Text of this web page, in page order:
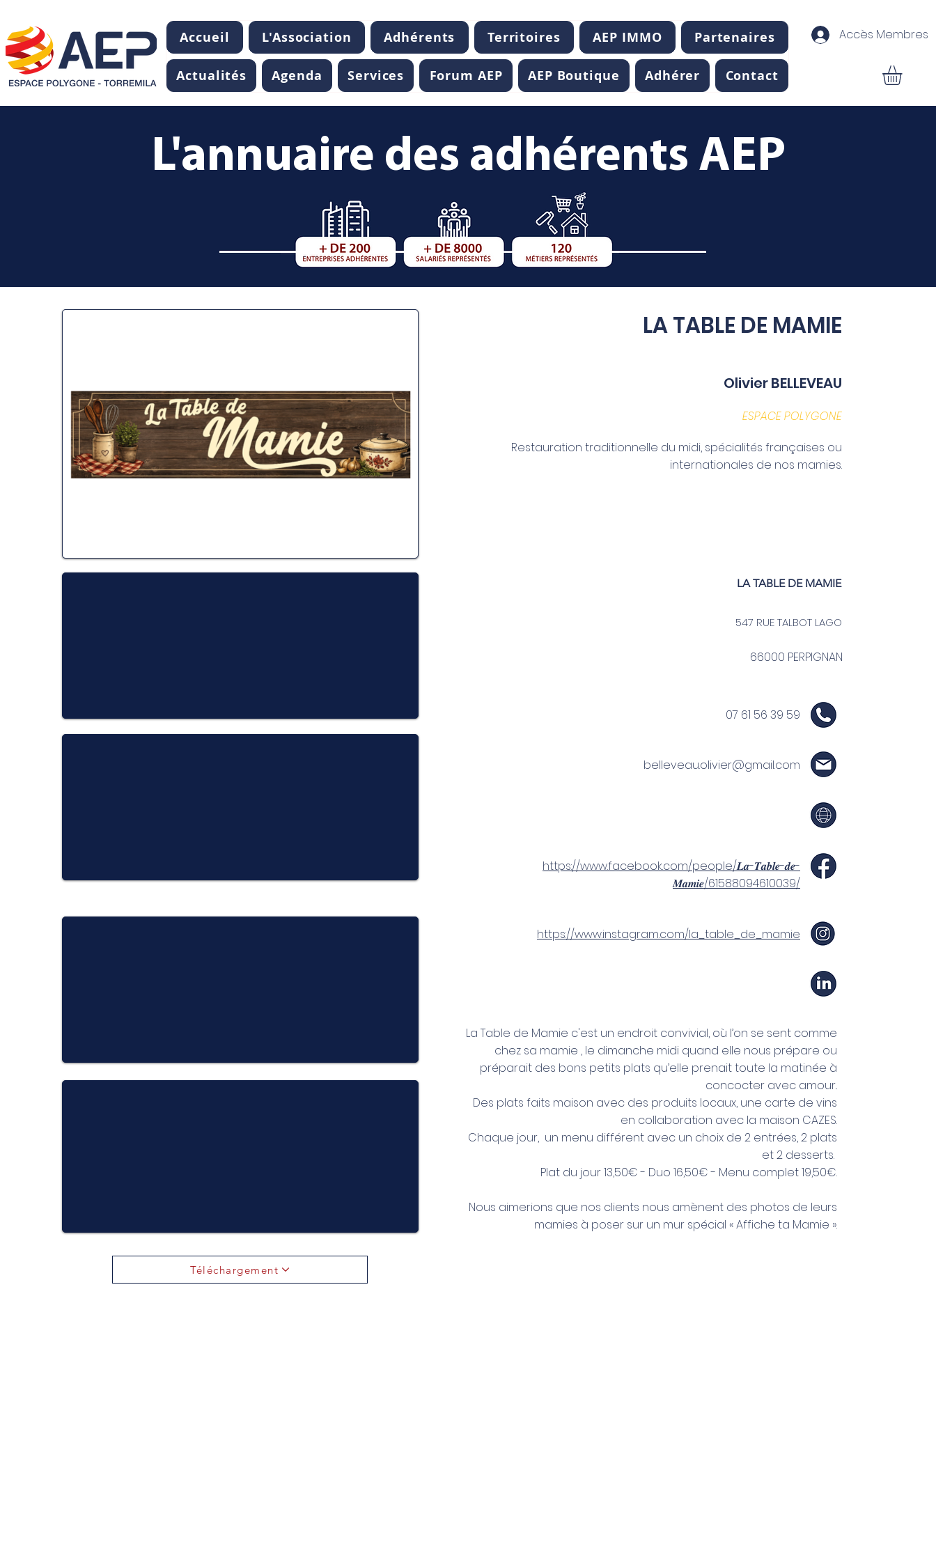
Accueil L'Association Adhérents Territoires AEP IMMO Partenaires
Actualités Agenda Services Forum AEP AEP Boutique Adhérer Contact
Accès Membres
L'annuaire des adhérents AEP
LA TABLE DE MAMIE
Olivier BELLEVEAU
ESPACE POLYGONE
Restauration traditionnelle du midi, spécialités françaises ou
internationales de nos mamies.
LA TABLE DE MAMIE
547 RUE TALBOT LAGO
66000 PERPIGNAN
07 61 56 39 59
belleveau.olivier@gmail.com
https://www.facebook.com/people/𝑳𝒂-𝑻𝒂𝒃𝒍𝒆-𝒅𝒆-
𝑴𝒂𝒎𝒊𝒆/61588094610039/
https://www.instagram.com/la_table_de_mamie
La Table de Mamie c'est un endroit convivial, où l’on se sent comme
chez sa mamie , le dimanche midi quand elle nous prépare ou
préparait des bons petits plats qu’elle prenait toute la matinée à
concocter avec amour..
Des plats faits maison avec des produits locaux, une carte de vins
en collaboration avec la maison CAZES.
Chaque jour, un menu différent avec un choix de 2 entrées, 2 plats
et 2 desserts.
Plat du jour 13,50€ - Duo 16,50€ - Menu complet 19,50€.
Nous aimerions que nos clients nous amènent des photos de leurs
mamies à poser sur un mur spécial « Affiche ta Mamie ».
Téléchargement